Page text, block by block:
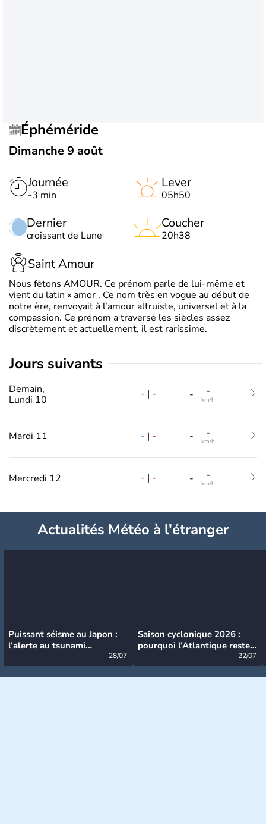
Éphéméride
Dimanche 9 août
Journée
-3 min
Dernier
croissant de Lune
Lever
05h50
Coucher
20h38
Saint Amour
Nous fêtons AMOUR. Ce prénom parle de lui-même et
vient du latin « amor . Ce nom très en vogue au début de
notre ère, renvoyait à l’amour altruiste, universel et à la
compassion. Ce prénom a traversé les siècles assez
discrètement et actuellement, il est rarissime.
jours suivants
Demain,
Lundi 10
- | - - -
km/h
Mardi 11 - | - - -
km/h
Mercredi 12 - | - - -
km/h
Actualités Météo à l'étranger
Puissant séisme au Japon :
l’alerte au tsunami
28/07
Saison cyclonique 2026 :
pourquoi l’Atlantique reste
22/07